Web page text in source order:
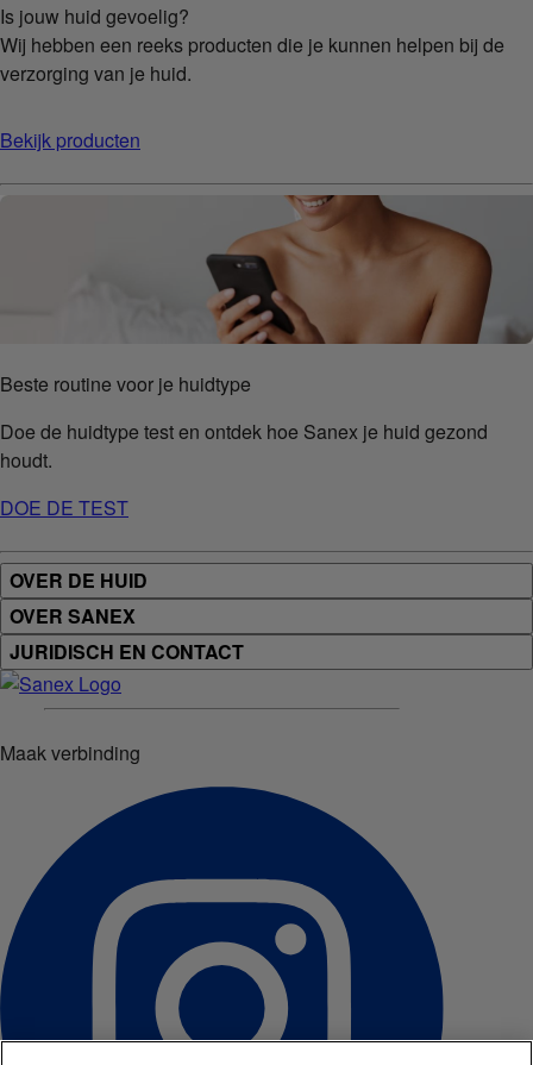
Is jouw huid gevoelig?
Wij hebben een reeks producten die je kunnen helpen bij de
verzorging van je huid.
Bekijk producten
Beste routine voor je huidtype
Doe de huidtype test en ontdek hoe Sanex je huid gezond
houdt.
DOE DE TEST
OVER DE HUID
OVER SANEX
JURIDISCH EN CONTACT
Maak verbinding